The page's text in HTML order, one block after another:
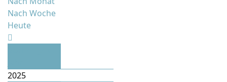
Nach Woche
Heute
2025